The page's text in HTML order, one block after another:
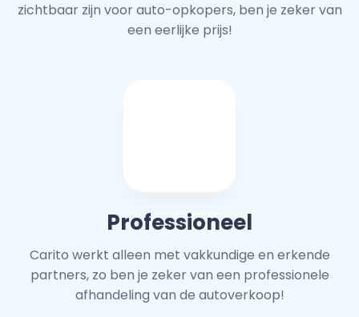
zichtbaar zijn voor auto-opkopers, ben je zeker van
een eerlijke prijs!
Professioneel
Carito werkt alleen met vakkundige en erkende
partners, zo ben je zeker van een professionele
afhandeling van de autoverkoop!